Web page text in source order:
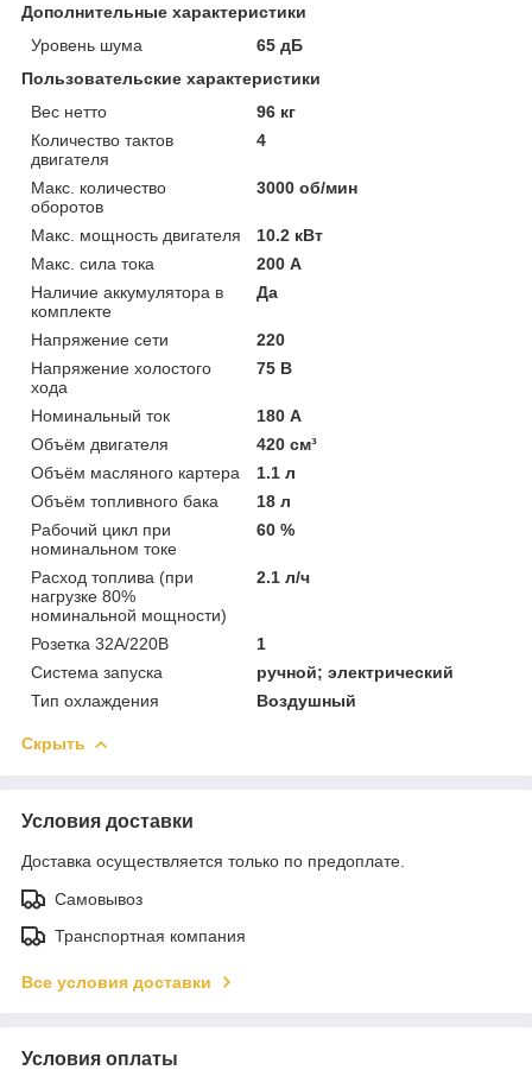
Дополнительные характеристики
Уровень шума
65 дБ
Пользовательские характеристики
Вес нетто
96 кг
Количество тактов
двигателя
4
Макс. количество
оборотов
3000 об/мин
Макс. мощность двигателя
10.2 кВт
Макс. сила тока
200 А
Наличие аккумулятора в
комплекте
Да
Напряжение сети
220
Напряжение холостого
хода
75 В
Номинальный ток
180 А
Объём двигателя
420 см³
Объём масляного картера
1.1 л
Объём топливного бака
18 л
Рабочий цикл при
номинальном токе
60 %
Расход топлива (при
нагрузке 80%
номинальной мощности)
2.1 л/ч
Розетка 32А/220В
1
Система запуска
ручной; электрический
Тип охлаждения
Воздушный
Скрыть
Условия доставки
Доставка осуществляется только по предоплате.
Самовывоз
Транспортная компания
Все условия доставки
Условия оплаты